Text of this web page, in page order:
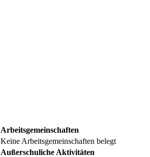
Arbeitsgemeinschaften
Keine Arbeitsgemeinschaften belegt
Außerschuliche Aktivitäten